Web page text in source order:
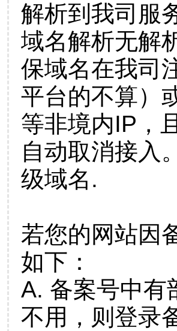
解析到我司服
域名解析无解
保域名在我司
平台的不算）
等非境内IP，
自动取消接入
级域名.
若您的网站因
如下：
A. 备案号中有
不用，则登录